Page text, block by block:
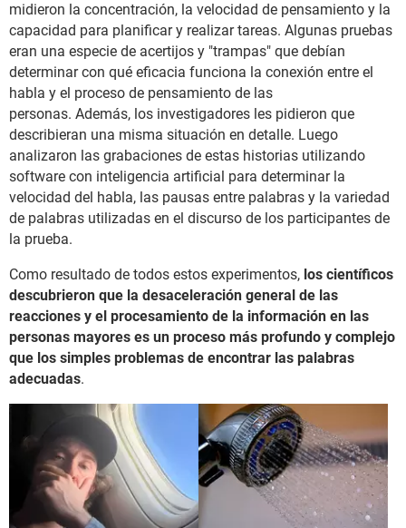
midieron la concentración, la velocidad de pensamiento y la
capacidad para planificar y realizar tareas. Algunas pruebas
eran una especie de acertijos y "trampas" que debían
determinar con qué eficacia funciona la conexión entre el
habla y el proceso de pensamiento de las
personas. Además, los investigadores les pidieron que
describieran una misma situación en detalle. Luego
analizaron las grabaciones de estas historias utilizando
software con inteligencia artificial para determinar la
velocidad del habla, las pausas entre palabras y la variedad
de palabras utilizadas en el discurso de los participantes de
la prueba.
Como resultado de todos estos experimentos, los científicos
descubrieron que la desaceleración general de las
reacciones y el procesamiento de la información en las
personas mayores es un proceso más profundo y complejo
que los simples problemas de encontrar las palabras
adecuadas.